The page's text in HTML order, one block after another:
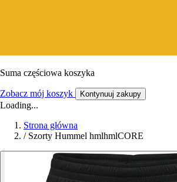
Suma częściowa koszyka
Zobacz mój koszyk Kontynuuj zakupy
Loading...
Strona główna
/ Szorty Hummel hmlhmlCORE